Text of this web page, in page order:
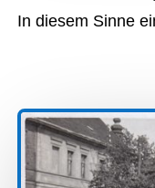
In diesem Sinne